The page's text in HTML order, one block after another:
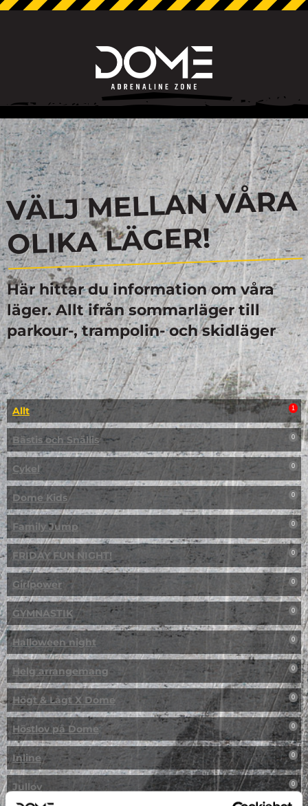
VÄLJ MELLAN VÅRA
OLIKA LÄGER!
Här hittar du information om våra
läger. Allt ifrån sommarläger till
parkour-, trampolin- och skidläger
Allt 1
Bästis och Snällis 0
Cykel 0
Dome Kids 0
Family Jump 0
FRIDAY FUN NIGHT! 0
Girlpower 0
GYMNASTIK 0
Halloween night 0
Helg arrangemang 0
Högt & Lågt X Dome 0
Höstlov på Dome 0
Inline 0
Jullov 0